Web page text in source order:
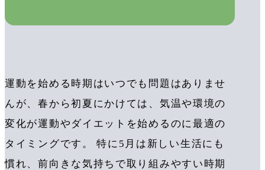
運動を始める時期はいつでも問題はありませ
んが、春から初夏にかけては、気温や環境の
変化が運動やダイエットを始めるのに最適の
タイミングです。 特に5月は新しい生活にも
慣れ、前向きな気持ちで取り組みやすい時期